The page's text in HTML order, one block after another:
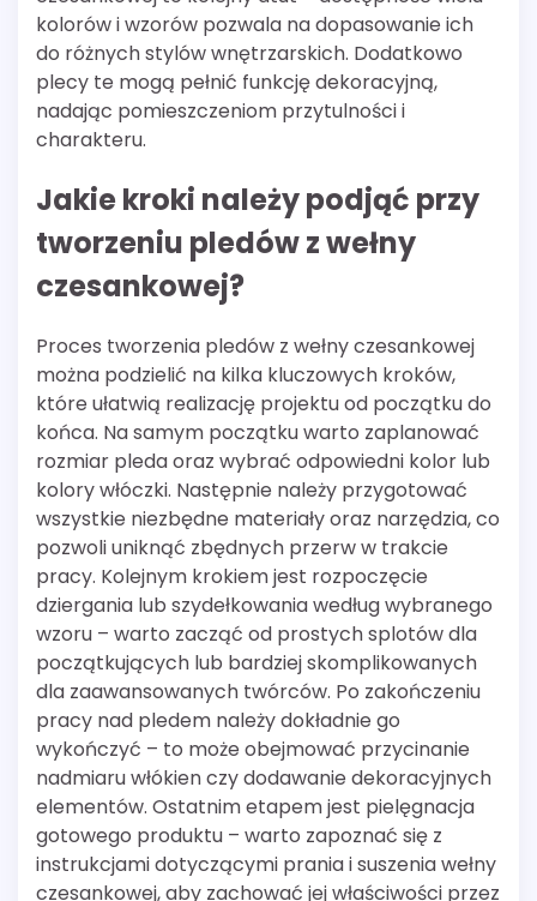
kolorów i wzorów pozwala na dopasowanie ich
do różnych stylów wnętrzarskich. Dodatkowo
plecy te mogą pełnić funkcję dekoracyjną,
nadając pomieszczeniom przytulności i
charakteru.
Jakie kroki należy podjąć przy
tworzeniu pledów z wełny
czesankowej?
Proces tworzenia pledów z wełny czesankowej
można podzielić na kilka kluczowych kroków,
które ułatwią realizację projektu od początku do
końca. Na samym początku warto zaplanować
rozmiar pleda oraz wybrać odpowiedni kolor lub
kolory włóczki. Następnie należy przygotować
wszystkie niezbędne materiały oraz narzędzia, co
pozwoli uniknąć zbędnych przerw w trakcie
pracy. Kolejnym krokiem jest rozpoczęcie
dziergania lub szydełkowania według wybranego
wzoru – warto zacząć od prostych splotów dla
początkujących lub bardziej skomplikowanych
dla zaawansowanych twórców. Po zakończeniu
pracy nad pledem należy dokładnie go
wykończyć – to może obejmować przycinanie
nadmiaru włókien czy dodawanie dekoracyjnych
elementów. Ostatnim etapem jest pielęgnacja
gotowego produktu – warto zapoznać się z
instrukcjami dotyczącymi prania i suszenia wełny
czesankowej, aby zachować jej właściwości przez